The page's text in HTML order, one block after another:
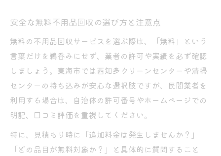
ト
安全な無料不用品回収の選び方と注意点
無料の不用品回収サービスを選ぶ際は、「無料」という
言葉だけを鵜呑みにせず、業者の許可や実績を必ず確認
しましょう。東海市では西知多クリーンセンターや清掃
センターの持ち込みが安心な選択肢ですが、民間業者を
利用する場合は、自治体の許可番号やホームページでの
明記、口コミ評価を重視してください。
特に、見積もり時に「追加料金は発生しませんか？」
「どの品目が無料対象か？」と具体的に質問すること